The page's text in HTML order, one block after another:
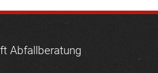
Abfallberatung